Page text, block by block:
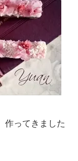
作ってきました